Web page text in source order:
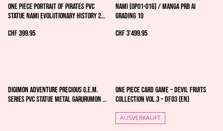
One Piece Portrait Of Pirates PVC
Statue Nami Evolutionary History 25
CHF 399.95
Nami (OP01-016) / MANGA PRB AI
GRADING 10
CHF 3’499.95
Digimon Adventure Precious G.E.M.
Series PVC Statue Metal Garurumon &
One Piece Card Game – Devil Fruits
Collection Vol.3 – DF03 (EN)
AUSVERKAUFT